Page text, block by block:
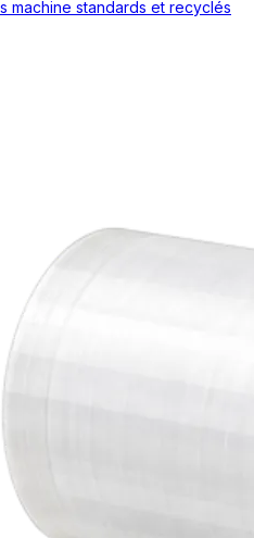
machine standards et recyclés